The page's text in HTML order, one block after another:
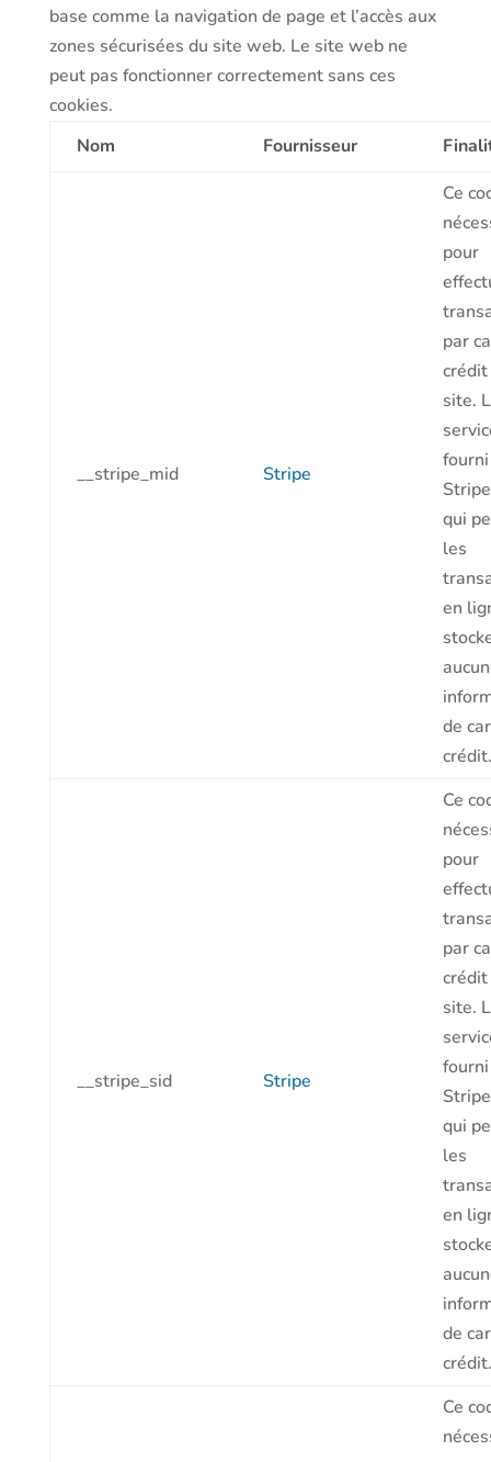
base comme la navigation de page et l’accès aux
zones sécurisées du site web. Le site web ne
peut pas fonctionner correctement sans ces
cookies.
Nom
Fournisseur
__stripe_mid Stripe
Ce
pour
par
site.
qui
les
en
de
crédit.
__stripe_sid Stripe
Ce
pour
par
site.
qui
les
en
de
crédit.
Ce